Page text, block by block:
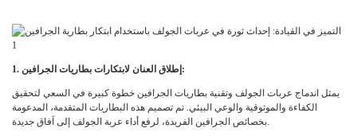
1. إطلاق العنان لابتكارات بطاريات الجرافين:
يمثل اندماج عربات الجولف وتقنية بطاريات الجرافين خطوة كبيرة في السعي لتحقيق
الكفاءة والموثوقية والوعي البيئي. تم تصميم هذه البطاريات المتقدمة، المدعومة
بخصائص الجرافين الفريدة، لرفع أداء عربة الجولف إلى آفاق جديدة.